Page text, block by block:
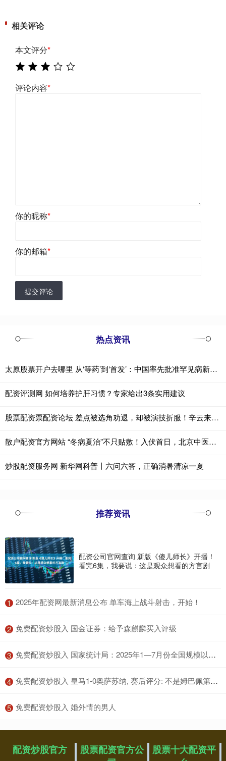
相关评论
本文评分*
评论内容*
你的昵称*
你的邮箱*
提交评论
热点资讯
太原股票开户去哪里 从‘等药’到‘首发’：中国率先批准罕见病新药，迎来全球创新药‘中国时刻’
配资评测网 如何培养护肝习惯？专家给出3条实用建议
股票配资票配资论坛 差点被选角劝退，却被演技折服！辛云来在《小芳》里窝囊劲太对了
散户配资官方网站 “冬病夏治”不只贴敷！入伏首日，北京中医医院发布“宽街方案”
炒股配资服务网 新华网科普丨六问六答，正确消暑清凉一夏
推荐资讯
配资公司官网查询 新版《傻儿师长》开播！
看完6集，我要说：这是观众想看的方言剧
1 ​2025年配资网最新消息公布 单车海上战斗射击，开始！
2 ​免费配资炒股入 国金证券：给予森麒麟买入评级
3 ​免费配资炒股入 国家统计局：2025年1—7月份全国规模以上工业企业利润下降1.7%
4 ​免费配资炒股入 皇马1-0奥萨苏纳, 赛后评分: 不是姆巴佩第一, 皇马24号第一
5 ​免费配资炒股入 婚外情的男人
配资炒股官方
股票配资官方公
股票十大配资平